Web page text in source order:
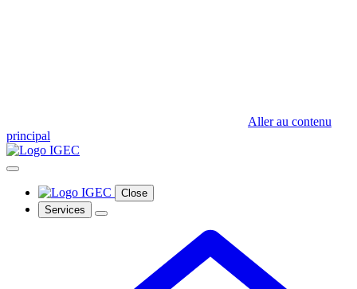
Aller au contenu
principal
Close
Services